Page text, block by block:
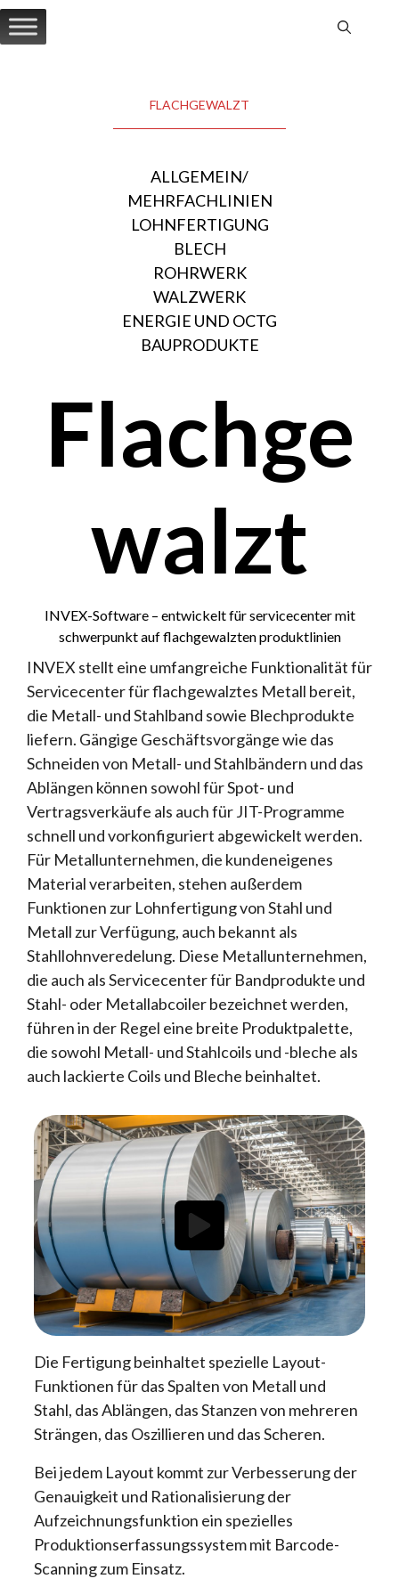
Zum
Inhalt
FLACHGEWALZT
ALLGEMEIN/
MEHRFACHLINIEN
LOHNFERTIGUNG
BLECH
ROHRWERK
WALZWERK
ENERGIE UND OCTG
BAUPRODUKTE
Flachge
walzt
INVEX-Software – entwickelt für servicecenter mit
schwerpunkt auf flachgewalzten produktlinien
INVEX stellt eine umfangreiche Funktionalität für
Servicecenter für flachgewalztes Metall bereit,
die Metall- und Stahlband sowie Blechprodukte
liefern. Gängige Geschäftsvorgänge wie das
Schneiden von Metall- und Stahlbändern und das
Ablängen können sowohl für Spot- und
Vertragsverkäufe als auch für JIT-Programme
schnell und vorkonfiguriert abgewickelt werden.
Für Metallunternehmen, die kundeneigenes
Material verarbeiten, stehen außerdem
Funktionen zur Lohnfertigung von Stahl und
Metall zur Verfügung, auch bekannt als
Stahllohnveredelung. Diese Metallunternehmen,
die auch als Servicecenter für Bandprodukte und
Stahl- oder Metallabcoiler bezeichnet werden,
führen in der Regel eine breite Produktpalette,
die sowohl Metall- und Stahlcoils und -bleche als
auch lackierte Coils und Bleche beinhaltet.
Die Fertigung beinhaltet spezielle Layout-
Funktionen für das Spalten von Metall und
Stahl, das Ablängen, das Stanzen von mehreren
Strängen, das Oszillieren und das Scheren.
Bei jedem Layout kommt zur Verbesserung der
Genauigkeit und Rationalisierung der
Aufzeichnungsfunktion ein spezielles
Produktionserfassungssystem mit Barcode-
Scanning zum Einsatz.